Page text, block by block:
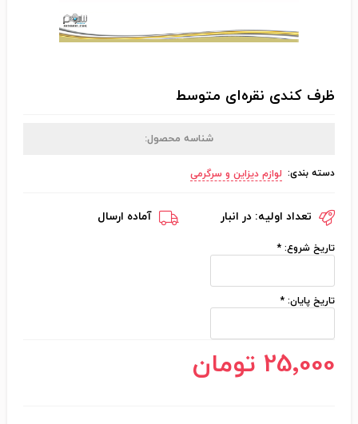
ظرف کندی نقره‌ای متوسط
شناسه محصول:
دسته بندی: لوازم دیزاین و سرگرمی
تعداد اولیه: در انبار آماده ارسال
تاریخ شروع: *
تاریخ پایان: *
25٬000 تومان